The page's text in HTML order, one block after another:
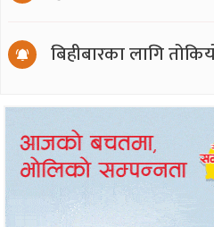
बिहीबारका लागि